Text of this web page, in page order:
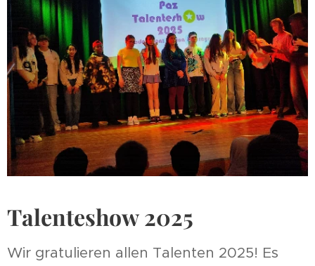
Talenteshow 2025
Wir gratulieren allen Talenten 2025! Es